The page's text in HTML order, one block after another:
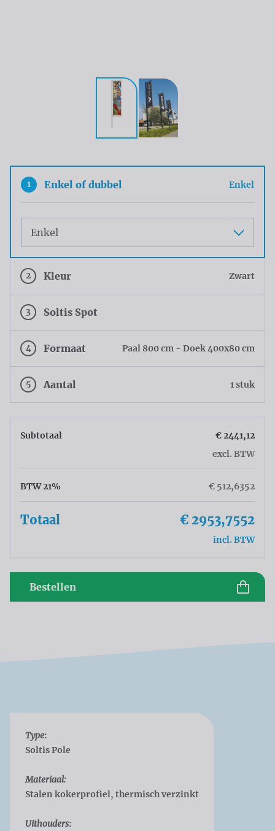
1 Enkel of dubbel Enkel
Maat
2 Kleur Zwart
3 Soltis Spot
4 Formaat Paal 800 cm - Doek 400x80 cm
5 Aantal 1 stuk
Subtotaal
€ 2441,12
excl. BTW
BTW 21% € 512,6352
Totaal € 2953,7552
incl. BTW
Bestellen
Type:
Soltis Pole
Materiaal:
Stalen kokerprofiel, thermisch verzinkt
Uithouders: